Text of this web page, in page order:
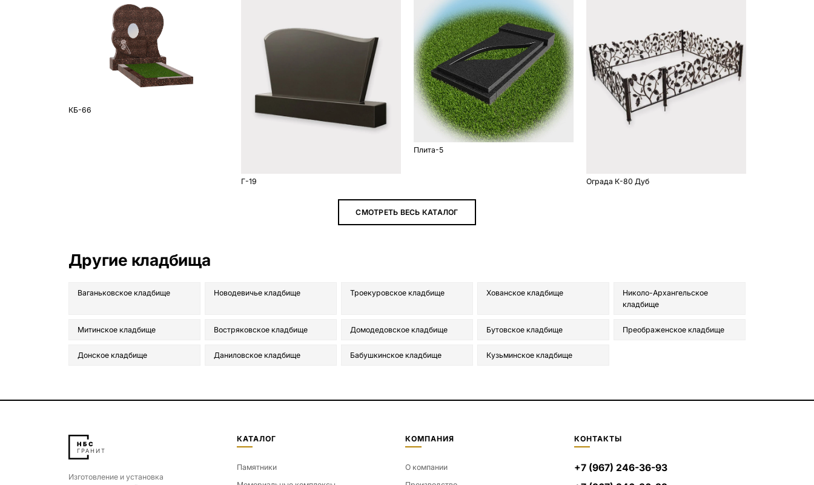
КБ-66
Г-19
Плита-5
Ограда К-80 Дуб
СМОТРЕТЬ ВЕСЬ КАТАЛОГ
Другие кладбища
Ваганьковское кладбище Новодевичье кладбище Троекуровское кладбище Хованское кладбище
Николо-Архангельское
кладбище
Митинское кладбище Востряковское кладбище Домодедовское кладбище Бутовское кладбище Преображенское кладбище
Донское кладбище Даниловское кладбище Бабушкинское кладбище Кузьминское кладбище
Изготовление и установка
КАТАЛОГ
Памятники
КОМПАНИЯ
О компании
КОНТАКТЫ
+7 (967) 246-36-93